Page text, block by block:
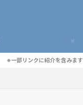
※一部リンクに紹介を含みます